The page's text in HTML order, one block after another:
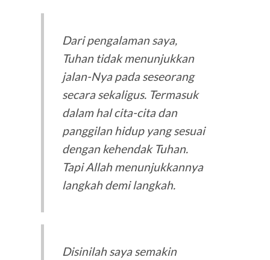
Dari pengalaman saya,
Tuhan tidak menunjukkan
jalan-Nya pada seseorang
secara sekaligus. Termasuk
dalam hal cita-cita dan
panggilan hidup yang sesuai
dengan kehendak Tuhan.
Tapi Allah menunjukkannya
langkah demi langkah.
Disinilah saya semakin